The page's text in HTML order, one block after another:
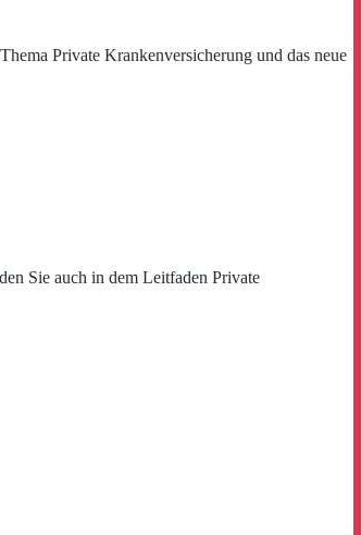
Private Krankenversicherung und das neue
Sie auch in dem Leitfaden Private